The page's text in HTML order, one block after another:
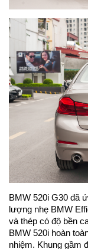
BMW 520i G30 đã
lượng nhẹ BMW
và thép có độ bền
BMW 520i hoàn
nhiệm. Khung gầm